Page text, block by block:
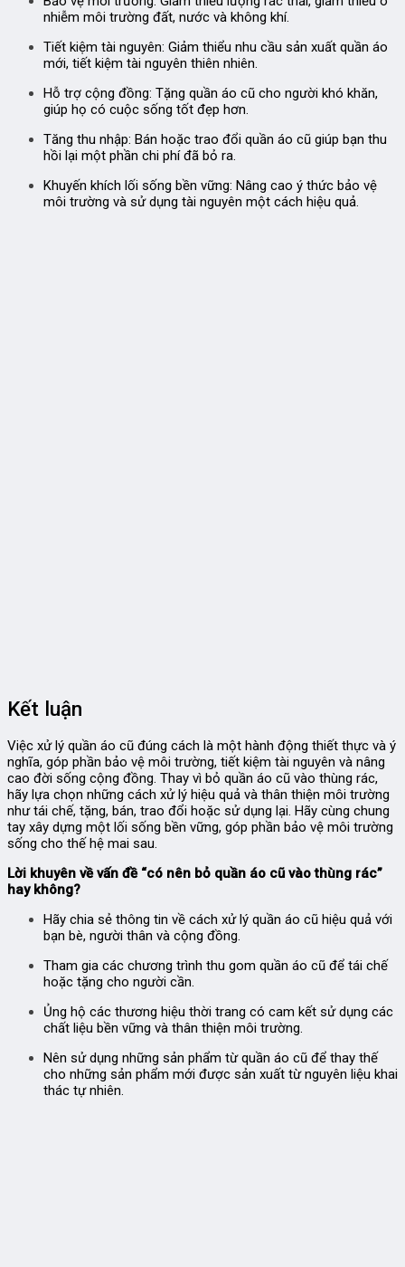
nhiễm môi trường đất, nước và không khí.
Tiết kiệm tài nguyên: Giảm thiểu nhu cầu sản xuất quần áo
mới, tiết kiệm tài nguyên thiên nhiên.
Hỗ trợ cộng đồng: Tặng quần áo cũ cho người khó khăn,
giúp họ có cuộc sống tốt đẹp hơn.
Tăng thu nhập: Bán hoặc trao đổi quần áo cũ giúp bạn thu
hồi lại một phần chi phí đã bỏ ra.
Khuyến khích lối sống bền vững: Nâng cao ý thức bảo vệ
môi trường và sử dụng tài nguyên một cách hiệu quả.
Kết luận
Việc xử lý quần áo cũ đúng cách là một hành động thiết thực và ý
nghĩa, góp phần bảo vệ môi trường, tiết kiệm tài nguyên và nâng
cao đời sống cộng đồng. Thay vì bỏ quần áo cũ vào thùng rác,
hãy lựa chọn những cách xử lý hiệu quả và thân thiện môi trường
như tái chế, tặng, bán, trao đổi hoặc sử dụng lại. Hãy cùng chung
tay xây dựng một lối sống bền vững, góp phần bảo vệ môi trường
sống cho thế hệ mai sau.
Lời khuyên về vấn đề “có nên bỏ quần áo cũ vào thùng rác”
hay không?
Hãy chia sẻ thông tin về cách xử lý quần áo cũ hiệu quả với
bạn bè, người thân và cộng đồng.
Tham gia các chương trình thu gom quần áo cũ để tái chế
hoặc tặng cho người cần.
Ủng hộ các thương hiệu thời trang có cam kết sử dụng các
chất liệu bền vững và thân thiện môi trường.
Nên sử dụng những sản phẩm từ quần áo cũ để thay thế
cho những sản phẩm mới được sản xuất từ nguyên liệu khai
thác tự nhiên.